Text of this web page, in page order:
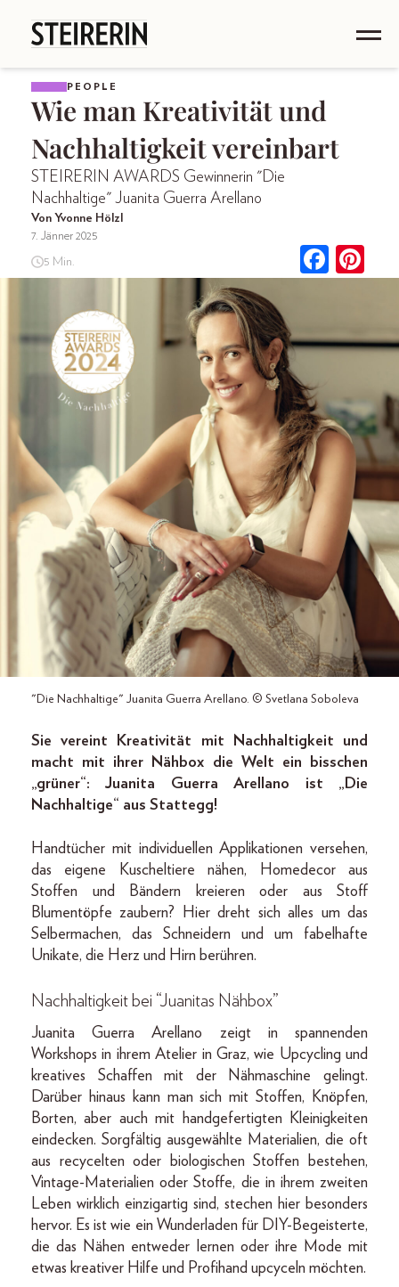
PEOPLE
Wie man Kreativität und
Nachhaltigkeit vereinbart
STEIRERIN AWARDS Gewinnerin "Die
Nachhaltige" Juanita Guerra Arellano
Von Yvonne Hölzl
7. Jänner 2025
5 Min.
"Die Nachhaltige" Juanita Guerra Arellano. © Svetlana Soboleva
Sie vereint Kreativität mit Nachhaltigkeit und
macht mit ihrer Nähbox die Welt ein bisschen
„grüner“: Juanita Guerra Arellano ist „Die
Nachhaltige“ aus Stattegg!
Handtücher mit individuellen Applikationen versehen,
das eigene Kuscheltiere nähen, Home­decor aus
Stoffen und Bändern kreieren oder aus Stoff
Blumentöpfe zaubern? Hier dreht sich alles um das
Selbermachen, das Schneidern und um fabelhafte
Unikate, die Herz und Hirn berühren.
Nachhaltigkeit bei “Juanitas Nähbox”
Juanita Guerra Arellano zeigt in spannenden
Workshops in ihrem Atelier in Graz, wie Upcycling und
kreatives Schaffen mit der Nähmaschine gelingt.
Darüber hinaus kann man sich mit Stoffen, Knöpfen,
Borten, aber auch mit handgefertigten Kleinigkeiten
eindecken. Sorgfältig ausgewählte Materialien, die oft
aus recycelten oder biologischen Stoffen bestehen,
Vintage-­Materialien oder Stoffe, die in ihrem zweiten
Leben wirklich einzigartig sind, stechen hier besonders
hervor. Es ist wie ein Wunderladen für DIY-Begeisterte,
die das Nähen entweder lernen oder ihre Mode mit
etwas kreativer Hilfe und Profi­hand upcyceln möchten.